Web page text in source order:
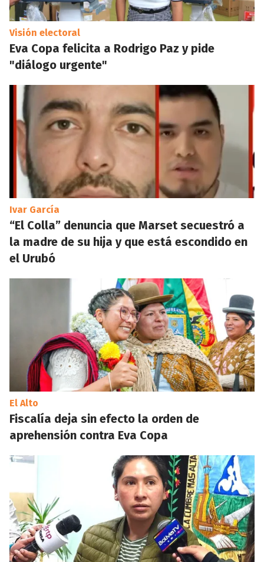
Visión electoral
Eva Copa felicita a Rodrigo Paz y pide
"diálogo urgente"
Ivar García
“El Colla” denuncia que Marset secuestró a
la madre de su hija y que está escondido en
el Urubó
El Alto
Fiscalía deja sin efecto la orden de
aprehensión contra Eva Copa